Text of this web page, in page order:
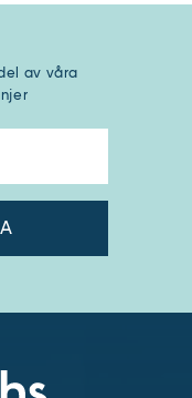
av våra